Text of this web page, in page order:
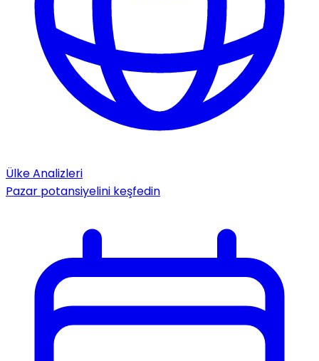
Ülke Analizleri
Pazar potansiyelini keşfedin